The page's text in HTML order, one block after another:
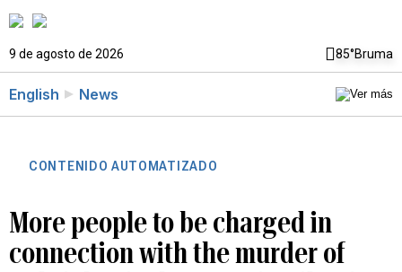
9 de agosto de 2026 85°Bruma
English News
CONTENIDO AUTOMATIZADO
More people to be charged in
connection with the murder of